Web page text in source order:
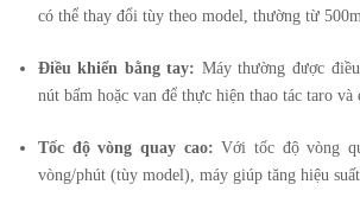
có thể thay đổi tùy theo model, thường từ
Điều khiển bằng tay: Máy thường được
nút bấm hoặc van để thực hiện thao tác taro và
Tốc độ vòng quay cao: Với tốc độ vòng
vòng/phút (tùy model), máy giúp tăng hiệu